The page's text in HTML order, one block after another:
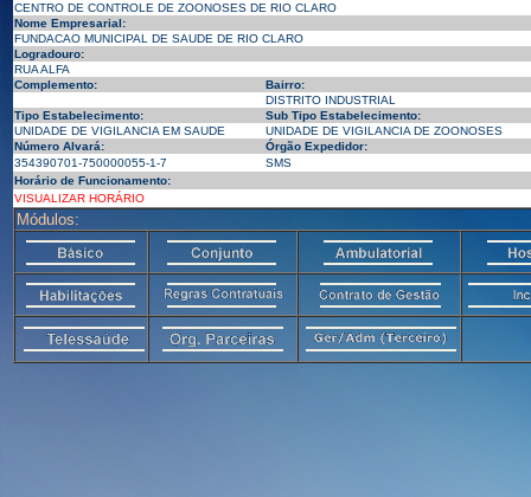
CENTRO DE CONTROLE DE ZOONOSES DE RIO CLARO
Nome Empresarial:
FUNDACAO MUNICIPAL DE SAUDE DE RIO CLARO
Logradouro:
RUA ALFA
Complemento:
Bairro:
DISTRITO INDUSTRIAL
Tipo Estabelecimento:
Sub Tipo Estabelecimento:
UNIDADE DE VIGILANCIA EM SAUDE
UNIDADE DE VIGILANCIA DE ZOONOSES
Número Alvará:
Órgão Expedidor:
354390701-750000055-1-7
SMS
Horário de Funcionamento:
VISUALIZAR HORÁRIO
Módulos: